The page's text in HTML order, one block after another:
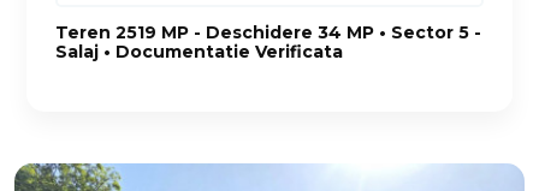
Teren 2519 MP - Deschidere 34 MP • Sector 5 -
Salaj • Documentatie Verificata